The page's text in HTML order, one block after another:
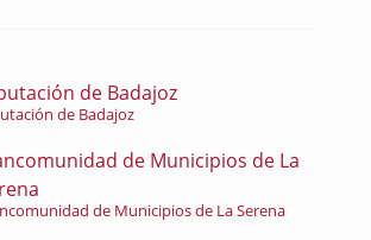
de Badajoz
de Badajoz
de Municipios de La
de Municipios de La Serena